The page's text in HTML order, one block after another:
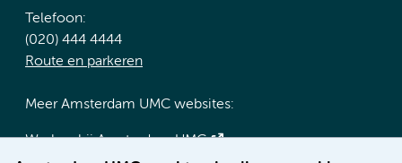
Telefoon:
(020) 444 4444
Route en parkeren
Meer Amsterdam UMC websites:
Werken bij Amsterdam UMC